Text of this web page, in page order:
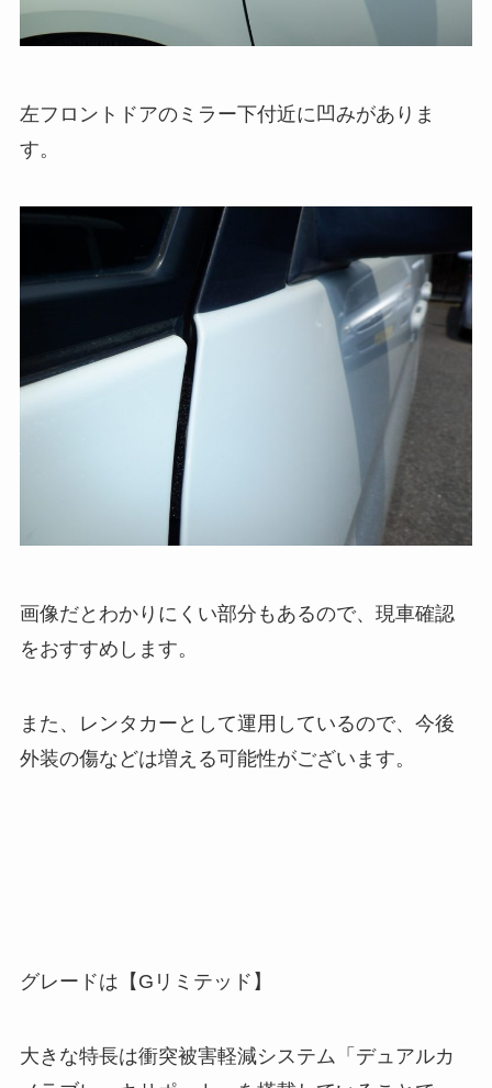
左フロントドアのミラー下付近に凹みがありま
す。
画像だとわかりにくい部分もあるので、現車確認
をおすすめします。
また、レンタカーとして運用しているので、今後
外装の傷などは増える可能性がございます。
グレードは【Gリミテッド】
大きな特長は衝突被害軽減システム「デュアルカ